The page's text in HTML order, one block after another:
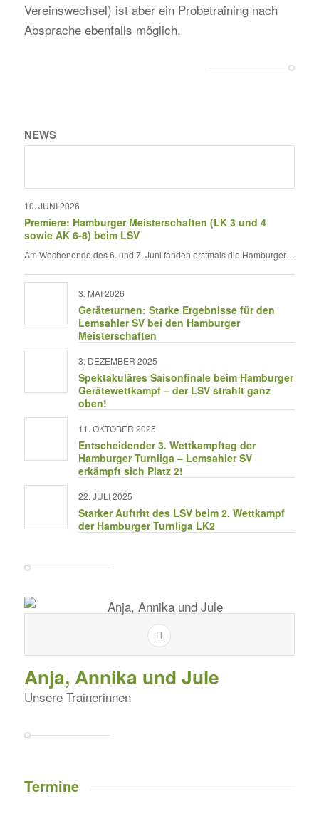
Vereinswechsel) ist aber ein Probetraining nach
Absprache ebenfalls möglich.
NEWS
10. JUNI 2026
Premiere: Hamburger Meisterschaften (LK 3 und 4
sowie AK 6-8) beim LSV
Am Wochenende des 6. und 7. Juni fanden erstmals die Hamburger…
3. MAI 2026
Geräteturnen: Starke Ergebnisse für den
Lemsahler SV bei den Hamburger
Meisterschaften
3. DEZEMBER 2025
Spektakuläres Saisonfinale beim Hamburger
Gerätewettkampf – der LSV strahlt ganz
oben!
11. OKTOBER 2025
Entscheidender 3. Wettkampftag der
Hamburger Turnliga – Lemsahler SV
erkämpft sich Platz 2!
22. JULI 2025
Starker Auftritt des LSV beim 2. Wettkampf
der Hamburger Turnliga LK2
Anja, Annika und Jule
Unsere Trainerinnen
Termine